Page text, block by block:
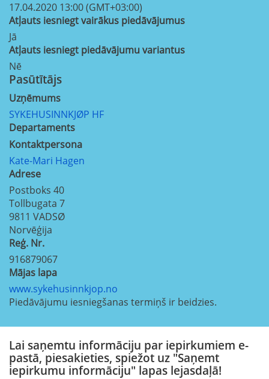
17.04.2020 13:00 (GMT+03:00)
Atļauts iesniegt vairākus piedāvājumus
Jā
Atļauts iesniegt piedāvājumu variantus
Nē
Pasūtītājs
Uzņēmums
SYKEHUSINNKJØP HF
Departaments
Kontaktpersona
Kate-Mari Hagen
Adrese
Postboks 40
Tollbugata 7
9811 VADSØ
Norvēģija
Reģ. Nr.
916879067
Mājas lapa
www.sykehusinnkjop.no
Piedāvājumu iesniegšanas termiņš ir beidzies.
Lai saņemtu informāciju par iepirkumiem e-
pastā, piesakieties, spiežot uz "Saņemt
iepirkumu informāciju" lapas lejasdaļā!